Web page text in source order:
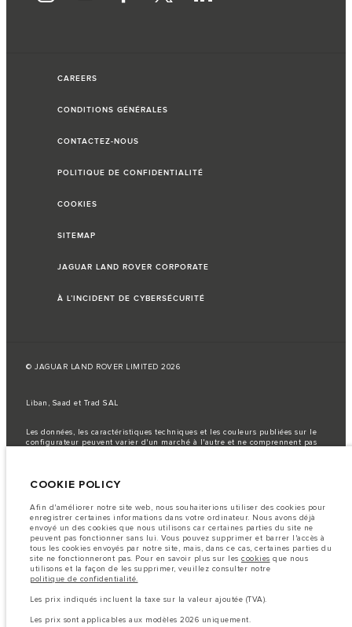
CAREERS
CONDITIONS GÉNÉRALES
CONTACTEZ-NOUS
POLITIQUE DE CONFIDENTIALITÉ
COOKIES
SITEMAP
JAGUAR LAND ROVER CORPORATE
À L’INCIDENT DE CYBERSÉCURITÉ
© JAGUAR LAND ROVER LIMITED 2026
Liban, Saad et Trad SAL
Les données, les caractéristiques techniques et les couleurs publiées sur le
configurateur peuvent varier d'un marché à l'autre et ne comprennent pas
Remarque importante sur les images et les spécifications.
spécifications de construction des véhicules, la disponibilité des options et
les délais de construction. Cette situation s’avère très fluctuante, et par
conséquent, les images utilisées actuellement sur le site Web peuvent ne pas
refléter entièrement les spécifications actuelles en ce qui concerne les
caractéristiques, les options, les finitions et les combinaisons de couleurs.
Veuillez consulter votre concessionnaire pour avoir confirmation des
restrictions actuelles et faire un choix éclairé
Les chiffres fournis proviennent de tests offi ciels effectués par le fabricant
conformément å la législation européenne en vigueur. La consommation
réelle de carburant d'un véhicule peut différer de celle obtenue dans ces
tests et ces chiffres sont fournis å des fins de comparaison uniquement.
COOKIE POLICY
Afin d'améliorer notre site web, nous souhaiterions utiliser des cookies pour
enregistrer certaines informations dans votre ordinateur. Nous avons déjà
envoyé un des cookies que nous utilisons car certaines parties du site ne
peuvent pas fonctionner sans lui. Vous pouvez supprimer et barrer l'accès à
tous les cookies envoyés par notre site, mais, dans ce cas, certaines parties du
site ne fonctionneront pas. Pour en savoir plus sur les cookies que nous
utilisons et la façon de les supprimer, veuillez consulter notre
politique de confidentialité.
Les prix indiqués incluent la taxe sur la valeur ajoutée (TVA).
Les prix sont applicables aux modèles 2026 uniquement.